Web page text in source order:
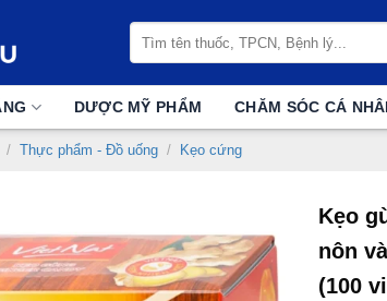
kiếm:
DƯỢC MỸ PHẨM CHĂM SÓC CÁ
/ Thực phẩm - Đồ uống / Kẹo cứng
Kẹo
nôn
(100